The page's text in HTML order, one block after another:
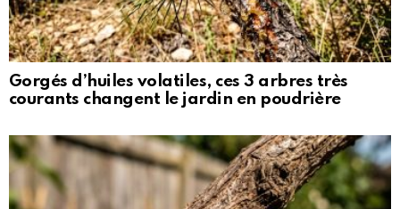
Gorgés d’huiles volatiles, ces 3 arbres très
courants changent le jardin en poudrière